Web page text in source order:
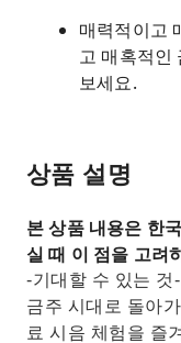
매력적이고
고 매혹적인
보세요.
상품 설명
본 상품 내용은 한
실 때 이 점을 고려
-기대할 수 있는 것-
금주 시대로 돌아
료 시음 체험을 즐